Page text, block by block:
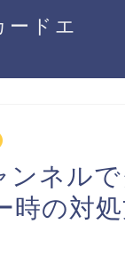
ードエ
ンネル
時の対処